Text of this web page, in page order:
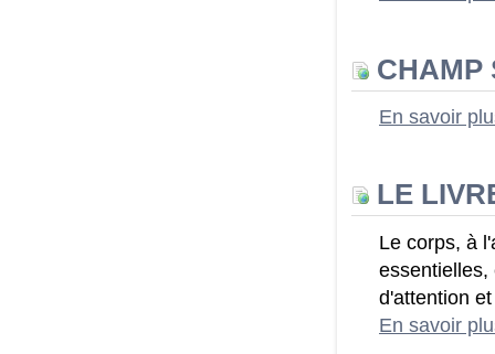
CHAMP
En savoir
LE
Le corps, à
essentielles,
d'attention
En savoir